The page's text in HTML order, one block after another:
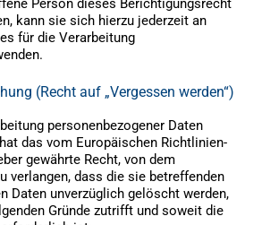
Person dieses Berichtigungsrecht
kann sie sich hierzu jederzeit an
für die Verarbeitung
(Recht auf „Vergessen werden“)
personenbezogener Daten
das vom Europäischen Richtlinien-
gewährte Recht, von dem
verlangen, dass die sie betreffenden
Daten unverzüglich gelöscht werden,
Gründe zutrifft und soweit die